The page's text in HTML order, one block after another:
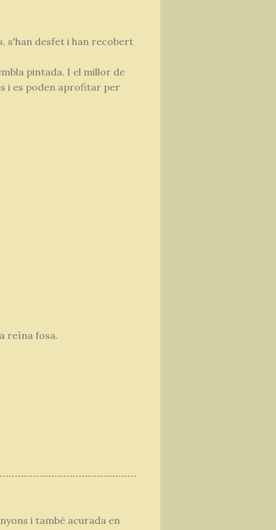
s'han desfet i han recobert
pintada. I el millor de
i es poden aprofitar per
reïna fosa.
i també acurada en